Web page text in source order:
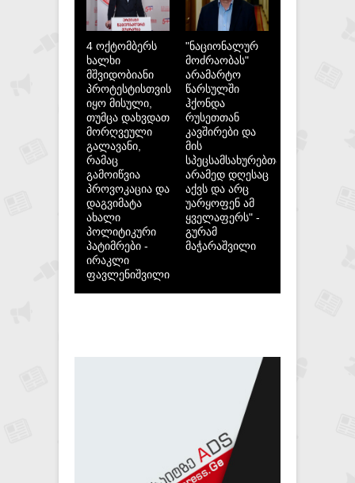
4 ოქტომბერს
ხალხი
მშვიდობიანი
პროტესტისთვის
იყო მისული,
თუმცა დახვდათ
მორღვეული
გალავანი,
რამაც
გამოიწვია
პროვოკაცია და
დაგვიმატა
ახალი
პოლიტიკური
პატიმრები -
ირაკლი
ფავლენიშვილი
"ნაციონალურ
მოძრაობას"
არამარტო
წარსულში
ჰქონდა
რუსეთთან
კავშირები და
მის
სპეცსამსახურებთან,
არამედ დღესაც
აქვს და არც
უარყოფენ ამ
ყველაფერს" -
გურამ
მაჭარაშვილი